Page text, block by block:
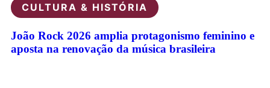
CULTURA & HISTÓRIA
João Rock 2026 amplia protagonismo feminino e
aposta na renovação da música brasileira